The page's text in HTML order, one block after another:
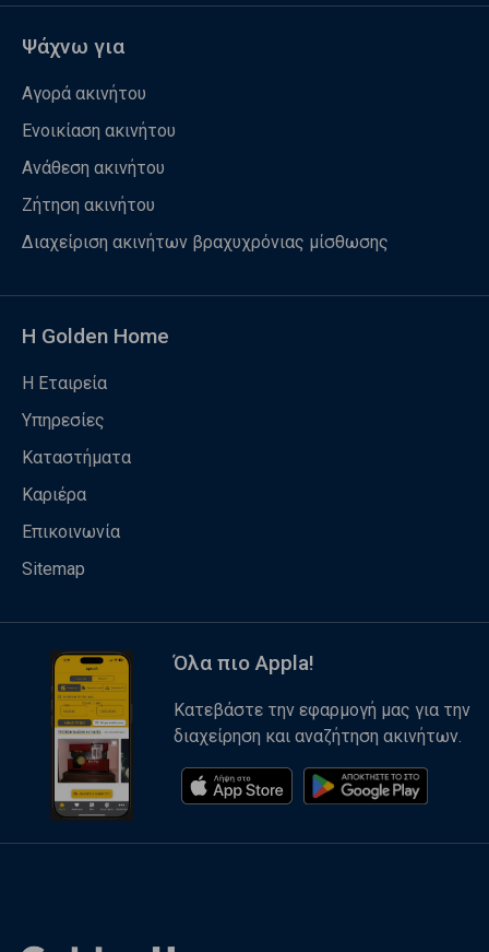
Ψάχνω για
Αγορά ακινήτου
Ενοικίαση ακινήτου
Ανάθεση ακινήτου
Ζήτηση ακινήτου
Διαχείριση ακινήτων βραχυχρόνιας μίσθωσης
Η Golden Home
Η Εταιρεία
Υπηρεσίες
Καταστήματα
Καριέρα
Επικοινωνία
Sitemap
Όλα πιο Appla!
Κατεβάστε την εφαρμογή μας για την
διαχείρηση και αναζήτηση ακινήτων.